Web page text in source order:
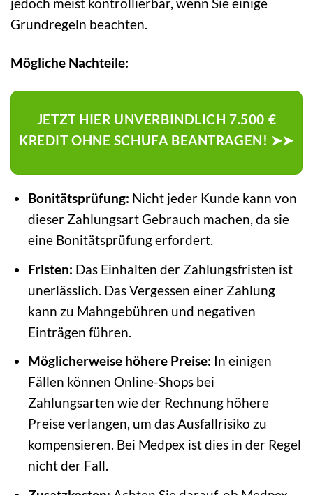
Grundregeln beachten.
Mögliche Nachteile:
JETZT HIER UNVERBINDLICH 7.500 €
KREDIT OHNE SCHUFA BEANTRAGEN! ➤➤
Bonitätsprüfung: Nicht jeder Kunde kann von
dieser Zahlungsart Gebrauch machen, da sie
eine Bonitätsprüfung erfordert.
Fristen: Das Einhalten der Zahlungsfristen ist
unerlässlich. Das Vergessen einer Zahlung
kann zu Mahngebühren und negativen
Einträgen führen.
Möglicherweise höhere Preise: In einigen
Fällen können Online-Shops bei
Zahlungsarten wie der Rechnung höhere
Preise verlangen, um das Ausfallrisiko zu
kompensieren. Bei Medpex ist dies in der Regel
nicht der Fall.